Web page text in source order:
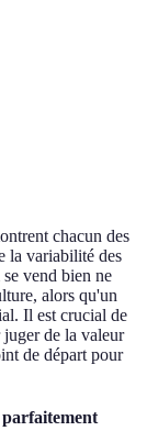
chacun des
la variabilité des
vend bien ne
alors qu'un
Il est crucial de
juger de la valeur
de départ pour
parfaitement